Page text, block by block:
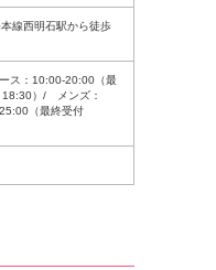
線西明石駅から徒歩
ス：10:00-20:00（最
18:30）/ メンズ：
（最終受付